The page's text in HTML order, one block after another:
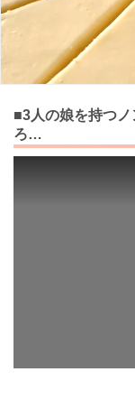
■3人の娘を持つ
ろ…